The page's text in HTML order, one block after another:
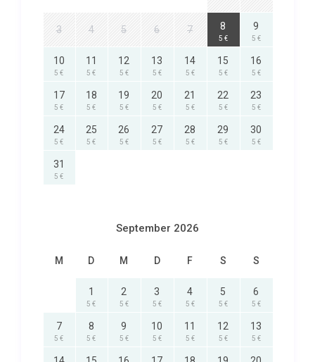
3 4 5 6 7 8
5 €
9
5 €
10
5 €
11
5 €
12
5 €
13
5 €
14
5 €
15
5 €
16
5 €
17
5 €
18
5 €
19
5 €
20
5 €
21
5 €
22
5 €
23
5 €
24
5 €
25
5 €
26
5 €
27
5 €
28
5 €
29
5 €
30
5 €
31
5 €
September 2026
M D M D F S S
1
5 €
2
5 €
3
5 €
4
5 €
5
5 €
6
5 €
7
5 €
8
5 €
9
5 €
10
5 €
11
5 €
12
5 €
13
5 €